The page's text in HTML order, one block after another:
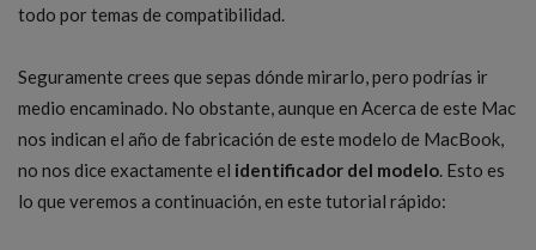
todo por temas de compatibilidad.
Seguramente crees que sepas dónde mirarlo, pero podrías ir
medio encaminado. No obstante, aunque en Acerca de este Mac
nos indican el año de fabricación de este modelo de MacBook,
no nos dice exactamente el identificador del modelo. Esto es
lo que veremos a continuación, en este tutorial rápido: